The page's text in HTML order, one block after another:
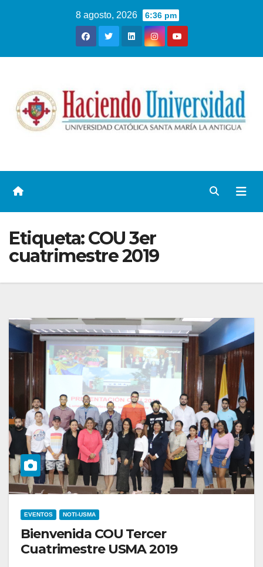
8 agosto, 2026 6:36 pm
Etiqueta:COU 3er
cuatrimestre 2019
EVENTOS NOTI-USMA
Bienvenida COU Tercer
Cuatrimestre USMA 2019